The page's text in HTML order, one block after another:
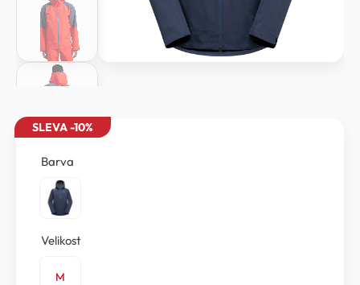
SLEVA -10%
Barva
Velikost
M